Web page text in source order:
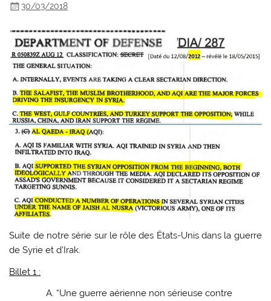
30/03/2018
Suite de notre série sur le rôle des États-Unis dans la guerre
de Syrie et d’Irak.
Billet 1 :
“Une guerre aérienne non sérieuse contre